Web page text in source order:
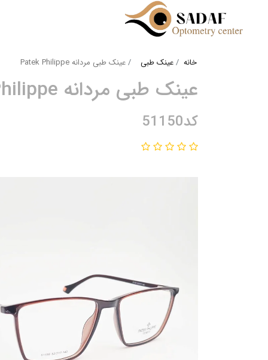
خانه عینک طبی عینک طبی مردانه Patek Philippe
عینک طبی مردانه Patek Philippe
کد51150